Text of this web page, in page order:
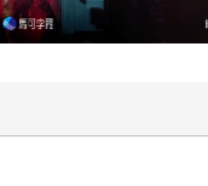
柯南．道爾爵士